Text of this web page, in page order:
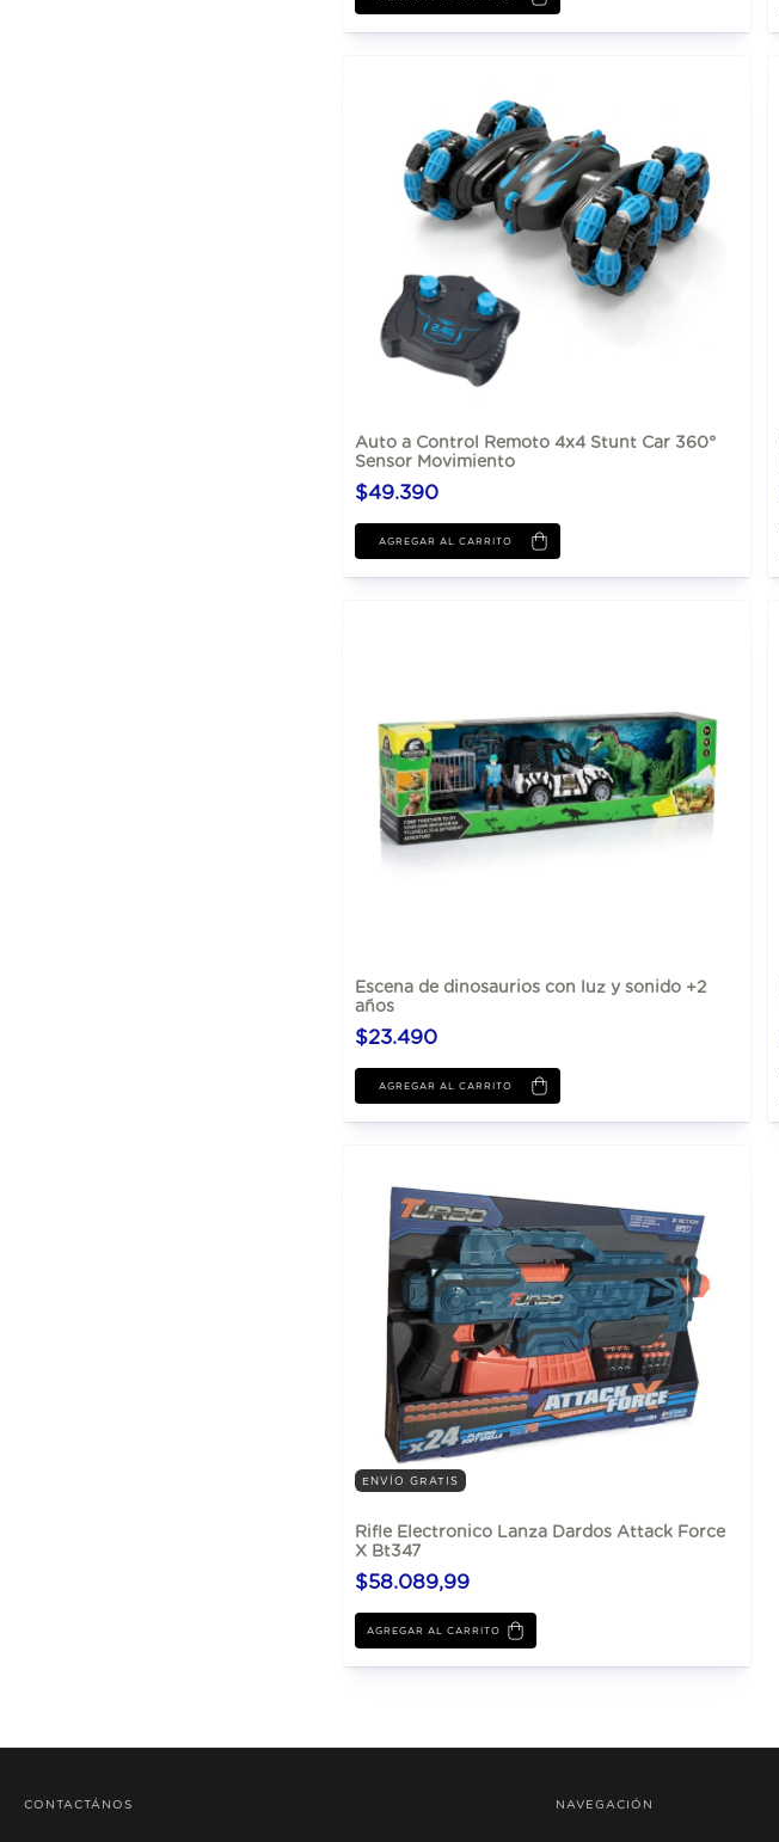
Auto a Control Remoto 4x4 Stunt Car 360°
Sensor Movimiento
$49.390
Escena de dinosaurios con luz y sonido +2
años
$23.490
ENVÍO GRATIS
Rifle Electronico Lanza Dardos Attack Force
X Bt347
$58.089,99
AGREGAR AL CARRITO
NAVEGACIÓN
CONTACTÁNOS